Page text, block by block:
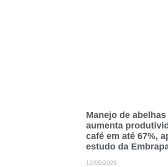
Manejo de
aumenta
café em até 67%,
estudo da
12/05/2026